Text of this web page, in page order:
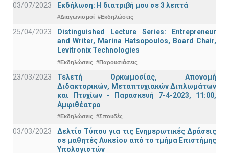
03/07/2023 Εκδήλωση: Η διατριβή μου σε 3 λεπτά
#Διαγωνισμοί #Εκδηλώσεις
25/04/2023
Distinguished Lecture Series: Entrepreneur
and Writer, Marina Hatsopoulos, Board Chair,
Levitronix Technologies
#Εκδηλώσεις #Παρουσιάσεις
23/03/2023
Τελετή Ορκωμοσίας, Απονομή
Διδακτορικών, Μεταπτυχιακών Διπλωμάτων
και Πτυχίων - Παρασκευή 7-4-2023, 11:00,
Αμφιθέατρο
#Εκδηλώσεις #Σπουδές
03/03/2023
Δελτίο Τύπου για τις Ενημερωτικές Δράσεις
σε μαθητές Λυκείου από το τμήμα Επιστήμης
Υπολογιστών